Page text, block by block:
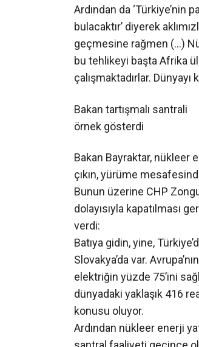
Ardından da ‘Türkiye’nin
bulacaktır’ diyerek
geçmesine rağmen (…)
bu tehlikeyi başta Afrika
çalışmaktadırlar.
Bakan tartışmalı santrali
örnek gösterdi
Bakan Bayraktar, nükleer
çıkın, yürüme
Bunun üzerine CHP
dolayısıyla kapatılması
verdi:
Batıya gidin, yine,
Slovakya’da var.
elektriğin yüzde 75’ini
dünyadaki yaklaşık 416
konusu oluyor.
Ardından nükleer enerji